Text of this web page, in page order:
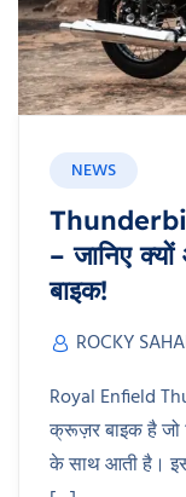
NEWS
– जानिए
बाइक!
ROCKY
Royal Enfield
क्रूज़र बाइक है जो
के साथ आती है।